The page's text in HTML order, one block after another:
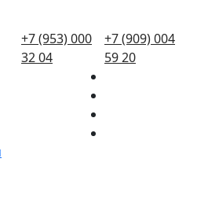
+7 (953) 000
32 04
+7 (909) 004
59 20